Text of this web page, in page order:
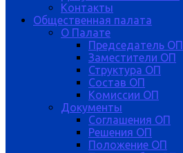
Контакты
Общественная палата
О Палате
Председатель ОП
Заместители ОП
Структура ОП
Состав ОП
Комиссии ОП
Документы
Соглашения ОП
Решения ОП
Положение ОП